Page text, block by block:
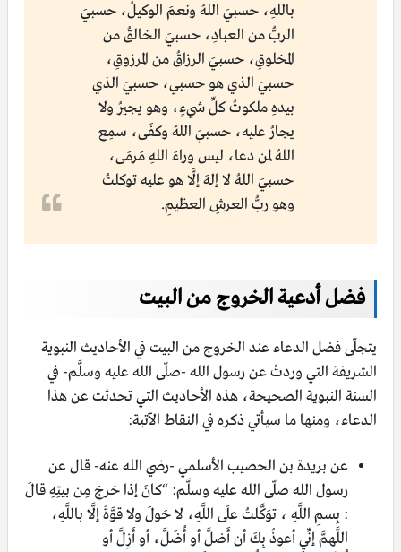
باللهِ، حسبيَ اللهُ ونعمَ الوكيلُ، حسبيَ
الربُّ من العبادِ، حسبيَ الخالقُ من
المخلوقِ، حسبيَ الرزاقُ من المرزوقِ،
حسبيَ الذي هو حسبي، حسبيَ الذي
بيدهِ ملكوتُ كلِّ شيءٍ، وهو يجيرُ ولا
يجارُ عليه، حسبيَ اللهُ وكفَى، سمِع
اللهُ لمن دعا، ليس وراءَ اللهِ مَرمَى،
حسبيَ اللهُ لا إلهَ إلَّا هو عليه توكلتُ
وهو ربُّ العرشِ العظيمِ.
فضل أدعية الخروج من البيت
يتجلّى فضل الدعاء عند الخروج من البيت في الأحاديث النبوية
الشريفة التي وردتْ عن رسول الله -صلّى الله عليه وسلَّم- في
السنة النبوية الصحيحة، هذه الأحاديث التي تحدثت عن هذا
الدعاء، ومنها ما سيأتي ذكره في النقاط الآتية:
عن بريدة بن الحصيب الأسلمي -رضي الله عنه- قال عن
رسول الله صلّى الله عليه وسلَّم: “كانَ إذا خرجَ مِن بيتِهِ قالَ
: بِسمِ اللَّهِ ، توَكَّلتُ علَى اللَّهِ، لا حَولَ ولا قوَّةَ إلَّا باللَّهِ،
اللَّهمَّ إنِّي أعوذُ بِكَأنأَضلَّأو أُضَلَّ، أو أَزِلَّأو